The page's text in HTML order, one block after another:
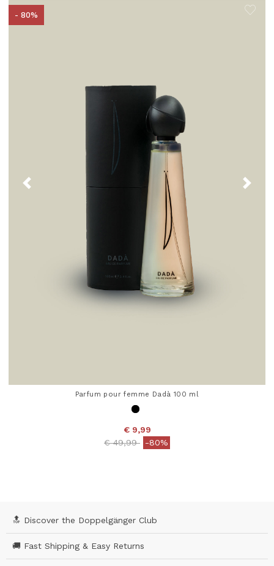
- 80%
Parfum pour femme Dadà 100 ml
€ 9,99
Price reduced from
€ 49,99to-80%
🔝 Discover the Doppelgänger Club
🚚 Fast Shipping & Easy Returns